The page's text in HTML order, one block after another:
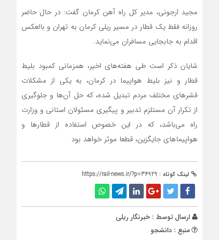
مجید ارجونی، مدیر کل راه آهن کرمان گفت: در حال حاضر
روزانه فقط یک قطار در مسیر ریلی کرمان به تهران و بالعکس
اقدام به جابجایی مسافران می‌نماید.
شایان ذکر است طی هفته‌های اخیر، همزمانی کمبود بلیط
قطار و نیز بلیط هواپیما در کرمان، به یکی از مشکلات
قشر‌های مختلف مردم تبدیل شده، که حل آن‌ها و جلوگیری
از تکرار آن مستلزم تدبیر و پیگیری مسئولان استانی و وزارت
راه می‌باشد، که در این خصوص استفاده از قطار‌ها و
هواپیما‌های جایگزین، قطعا موثر خواهد بود
لینک کوتاه : https://rail-news.ir/?p=34929
ارسال توسط : خبرنگار ریلی
منبع : دانشجو